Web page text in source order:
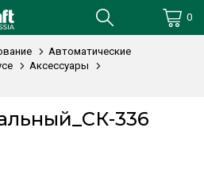
0
Автоматические
Аксессуары
336